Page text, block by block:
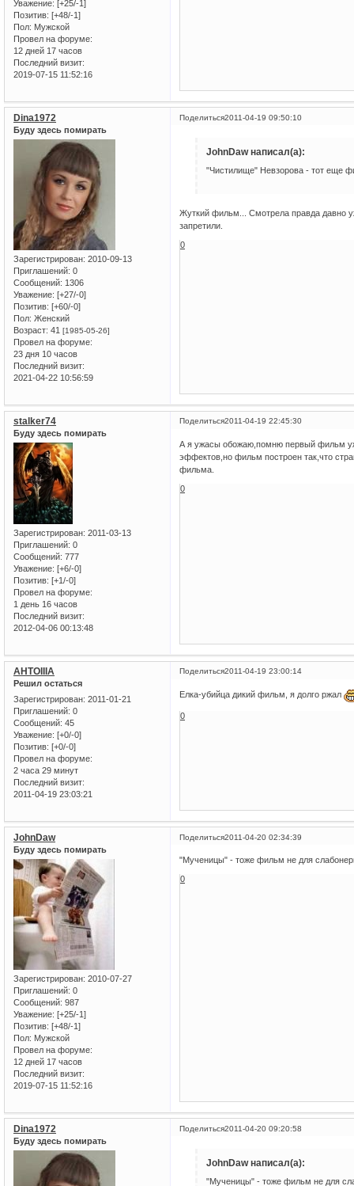
Уважение: [+25/-1]
Позитив: [+48/-1]
Пол: Мужской
Провел на форуме:
12 дней 17 часов
Последний визит:
2019-07-15 11:52:16
Поделиться2011-04-19 09:50:10
Dina1972
Буду здесь помирать
Зарегистрирован: 2010-09-13
Приглашений: 0
Сообщений: 1306
Уважение: [+27/-0]
Позитив: [+60/-0]
Пол: Женский
Возраст: 41 [1985-05-26]
Провел на форуме:
23 дня 10 часов
Последний визит:
2021-04-22 10:56:59
JohnDaw написал(а):
"Чистилище" Невзорова - тот еще
Жуткий фильм... Смотрела правда давно
запретили.
0
Поделиться2011-04-19 22:45:30
stalker74
Буду здесь помирать
Зарегистрирован: 2011-03-13
Приглашений: 0
Сообщений: 777
Уважение: [+6/-0]
Позитив: [+1/-0]
Провел на форуме:
1 день 16 часов
Последний визит:
2012-04-06 00:13:48
А я ужасы обожаю,помню первый фильм
эффектов,но фильм построен так,что
фильма.
0
Поделиться2011-04-19 23:00:14
AHTOIIIA
Решил остаться
Зарегистрирован: 2011-01-21
Приглашений: 0
Сообщений: 45
Уважение: [+0/-0]
Позитив: [+0/-0]
Провел на форуме:
2 часа 29 минут
Последний визит:
2011-04-19 23:03:21
Елка-убийца дикий фильм, я долго ржал
0
Поделиться2011-04-20 02:34:39
JohnDaw
Буду здесь помирать
Зарегистрирован: 2010-07-27
Приглашений: 0
Сообщений: 987
Уважение: [+25/-1]
Позитив: [+48/-1]
Пол: Мужской
Провел на форуме:
12 дней 17 часов
Последний визит:
2019-07-15 11:52:16
"Мученицы" - тоже фильм не для
0
Поделиться2011-04-20 09:20:58
Dina1972
Буду здесь помирать
JohnDaw написал(а):
"Мученицы" - тоже фильм не для